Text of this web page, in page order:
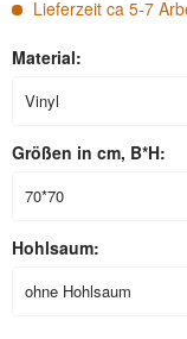
Lieferzeit ca 5-7
Material:
Größen in cm, B*H:
Hohlsaum: